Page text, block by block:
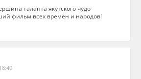
таланта якутского чудо-
фильм всех времён и народов!